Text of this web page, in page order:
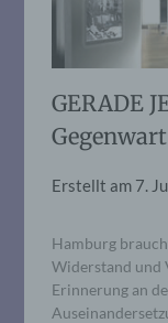
GERADE
Erstellt am 7.
Hamburg
Widerstand und
Erinnerung an